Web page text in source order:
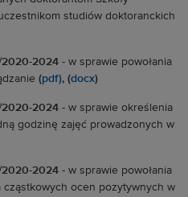
studiów doktoranckich
2020-2024 - w sprawie powołania
(pdf), (docx)
2020-2024 - w sprawie określenia
godzinę zajęć prowadzonych w
2020-2024 - w sprawie powołania
cząstkowych ocen pozytywnych w